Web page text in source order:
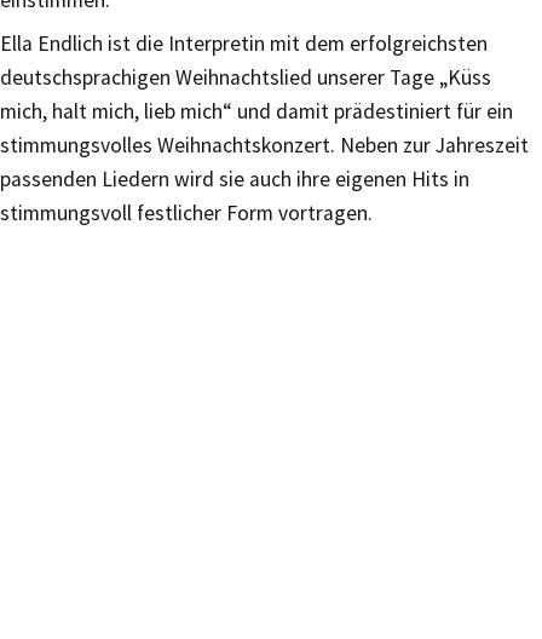
Ella Endlich ist die Interpretin mit dem erfolgreichsten
deutschsprachigen Weihnachtslied unserer Tage „Küss
mich, halt mich, lieb mich“ und damit prädestiniert für ein
stimmungsvolles Weihnachtskonzert. Neben zur Jahreszeit
passenden Liedern wird sie auch ihre eigenen Hits in
stimmungsvoll festlicher Form vortragen.